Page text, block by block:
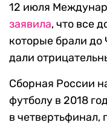
12 июля
заявила, что все
которые брали
дали
Сборная России
футболу в 2018
в четвертьфинал,